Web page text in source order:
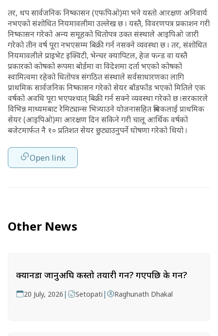
तर, थप सार्वजनिक निष्कासन (एफपिओ)मा भने यस्तो आरक्षण अनिवार्य
नभएको संशोधित नियमावलीमा उल्लेख छ । यस्तै, विवरणपत्र प्रकाशन गरी
निष्कासन गरेको अन्य समूहको धितोपत्र उक्त संस्थाले आइपिओ जारी
गरेको तीन वर्ष पूरा नभएसम्म बिक्री गर्न नसक्ने व्यवस्था छ । तर, संशोधित
नियमावलीले प्राइभेट इक्विटी, भेन्चर क्यापिटल, हेज फन्ड वा यस्तै
प्रकारको कोषको रूपमा बोर्डमा वा विदेशमा दर्ता भएको कोषको
स्वामित्वमा रहेको धितोपत्र संगठित संस्थाले सर्वसाधारणका लागि
प्राथमिक सार्वजनिक निष्कासन गरेको सेयर बाँडफाँड भएको मितिले एक
वर्षको अवधि पूरा भएपश्चात् बिक्री गर्न सक्ने व्यवस्था गरेको छ ।सरकारले
विभिन्न माध्यमबाट रेमिट्यान्स भित्र्याउने योजनासहित श्रमिकलाई प्राथमिक
सेयर (आइपिओ)मा आरक्षण दिन सकिने गरी चालू आर्थिक वर्षको
बजेटमार्फत नै १० प्रतिशत सेयर छुट्याउनुपर्ने घोषणा गरेको थियो ।
Open link
Other News
क्यानडा जानुअघि कस्तो तयारी गर्ने? गएपछि के गर्ने?
20 July, 2026 | Setopati | Raghunath Dhakal